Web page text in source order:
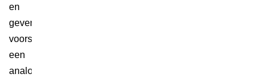
en
geventileerde
voorstoelen,
een
analoge